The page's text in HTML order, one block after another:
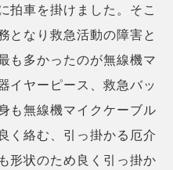
拍車を掛けました。そこ
となり救急活動の障害と
も多かったのが無線機マ
イヤーピース、救急バッ
も無線機マイクケーブル
く絡む、引っ掛かる厄介
形状のため良く引っ掛か